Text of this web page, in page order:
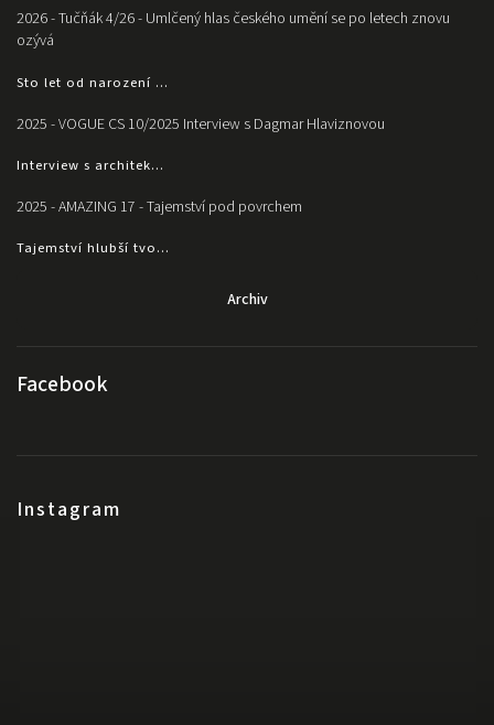
2026 - Tučňák 4/26 - Umlčený hlas českého umění se po letech znovu
ozývá
Sto let od narození ...
2025 - VOGUE CS 10/2025 Interview s Dagmar Hlaviznovou
Interview s architek...
2025 - AMAZING 17 - Tajemství pod povrchem
Tajemství hlubší tvo...
Archiv
Facebook
Instagram